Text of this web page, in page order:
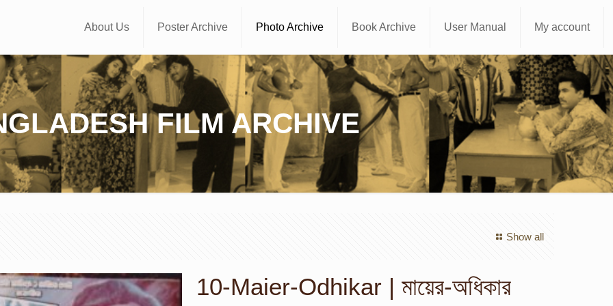
About Us Poster Archive Photo Archive Book Archive User Manual My account
FILM ARCHIVE
Show all
10-Maier-Odhikar | মায়ের-অধিকার